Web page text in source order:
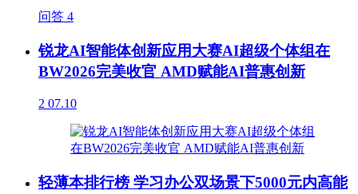
问答 4
锐龙AI智能体创新应用大赛AI超级个体组在
BW2026完美收官 AMD赋能AI普惠创新
2 07.10
轻薄本排行榜 学习办公双场景下5000元内高能